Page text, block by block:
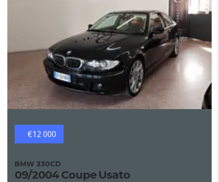
€12 000
BMW 330CD
09/2004 Coupe Usato